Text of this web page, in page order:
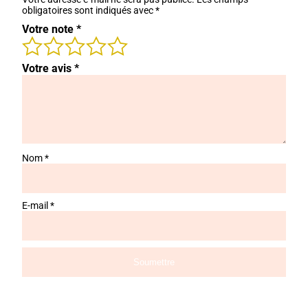
obligatoires sont indiqués avec*
Votre note *
Votre avis *
Nom*
E-mail *